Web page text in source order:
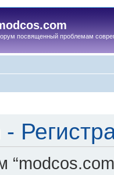
посвященный проблемам